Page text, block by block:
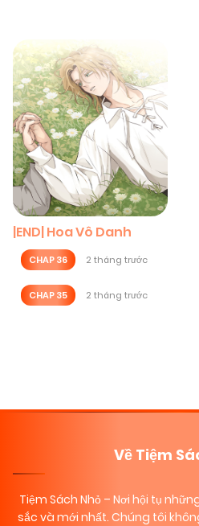
|END| Hoa Vô Danh
CHAP 36 2 tháng trước
CHAP 35 2 tháng trước
Về Tiệm
Tiệm Sách Nhỏ – Nơi hội tụ
sắc và mới nhất. Chúng tôi